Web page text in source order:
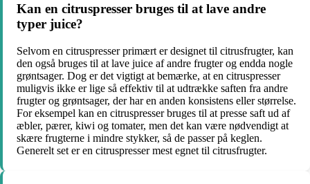
Kan en citruspresser bruges til at lave andre
typer juice?
Selvom en citruspresser primært er designet til citrusfrugter, kan
den også bruges til at lave juice af andre frugter og endda nogle
grøntsager. Dog er det vigtigt at bemærke, at en citruspresser
muligvis ikke er lige så effektiv til at udtrække saften fra andre
frugter og grøntsager, der har en anden konsistens eller størrelse.
For eksempel kan en citruspresser bruges til at presse saft ud af
æbler, pærer, kiwi og tomater, men det kan være nødvendigt at
skære frugterne i mindre stykker, så de passer på keglen.
Generelt set er en citruspresser mest egnet til citrusfrugter.